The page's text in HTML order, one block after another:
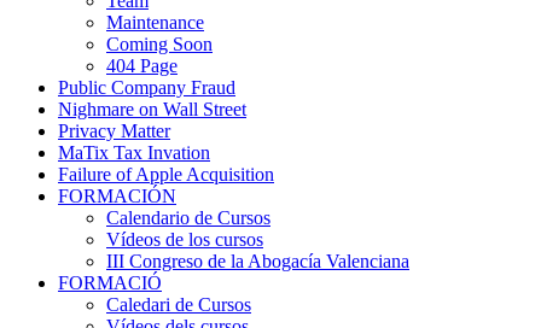
Maintenance
Coming Soon
404 Page
Public Company Fraud
Nighmare on Wall Street
Privacy Matter
MaTix Tax Invation
Failure of Apple Acquisition
FORMACIÓN
Calendario de Cursos
Vídeos de los cursos
III Congreso de la Abogacía Valenciana
FORMACIÓ
Caledari de Cursos